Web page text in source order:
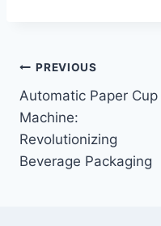
Post
navigation
PREVIOUS
Automatic Paper Cup
Machine:
Revolutionizing
Beverage Packaging